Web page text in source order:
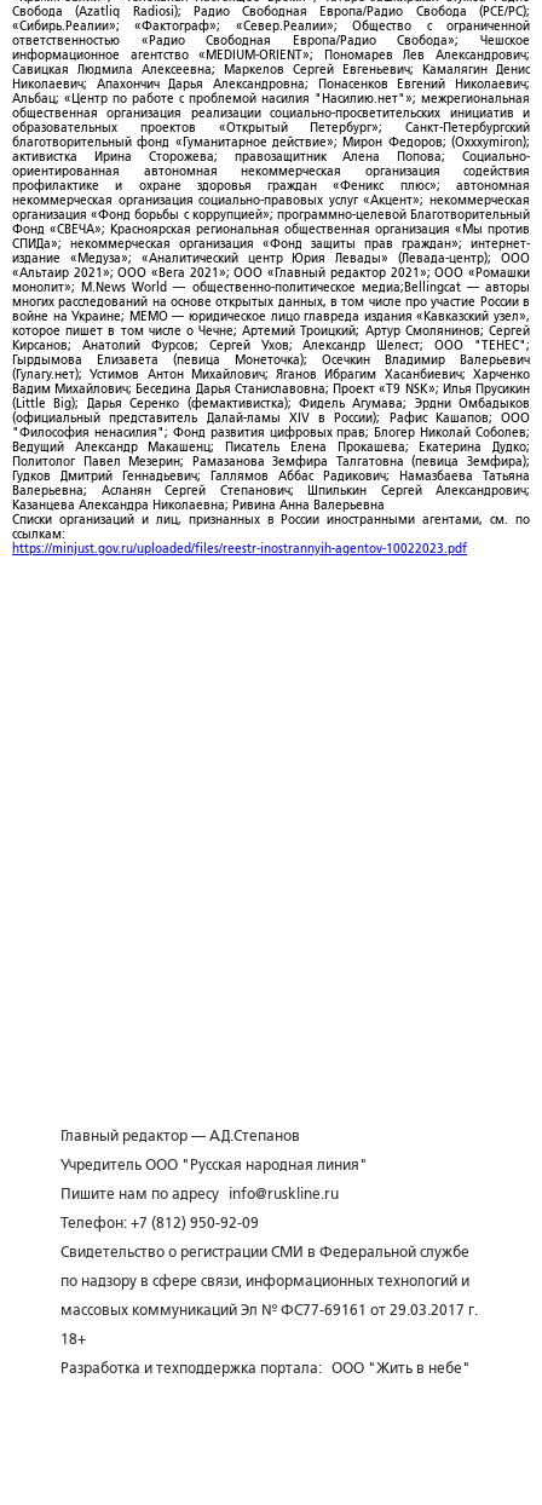
Свобода (Azatliq Radiosi); Радио Свободная Европа/Радио Свобода (PCE/PC);
«Сибирь.Реалии»; «Фактограф»; «Север.Реалии»; Общество с ограниченной
ответственностью «Радио Свободная Европа/Радио Свобода»; Чешское
информационное агентство «MEDIUM-ORIENT»; Пономарев Лев Александрович;
Савицкая Людмила Алексеевна; Маркелов Сергей Евгеньевич; Камалягин Денис
Николаевич; Апахончич Дарья Александровна; Понасенков Евгений Николаевич;
Альбац; «Центр по работе с проблемой насилия "Насилию.нет"»; межрегиональная
общественная организация реализации социально-просветительских инициатив и
образовательных проектов «Открытый Петербург»; Санкт-Петербургский
благотворительный фонд «Гуманитарное действие»; Мирон Федоров; (Oxxxymiron);
активистка Ирина Сторожева; правозащитник Алена Попова; Социально-
ориентированная автономная некоммерческая организация содействия
профилактике и охране здоровья граждан «Феникс плюс»; автономная
некоммерческая организация социально-правовых услуг «Акцент»; некоммерческая
организация «Фонд борьбы с коррупцией»; программно-целевой Благотворительный
Фонд «СВЕЧА»; Красноярская региональная общественная организация «Мы против
СПИДа»; некоммерческая организация «Фонд защиты прав граждан»; интернет-
издание «Медуза»; «Аналитический центр Юрия Левады» (Левада-центр); ООО
«Альтаир 2021»; ООО «Вега 2021»; ООО «Главный редактор 2021»; ООО «Ромашки
монолит»; M.News World — общественно-политическое медиа;Bellingcat — авторы
многих расследований на основе открытых данных, в том числе про участие России в
войне на Украине; МЕМО — юридическое лицо главреда издания «Кавказский узел»,
которое пишет в том числе о Чечне; Артемий Троицкий; Артур Смолянинов; Сергей
Кирсанов; Анатолий Фурсов; Сергей Ухов; Александр Шелест; ООО "ТЕНЕС";
Гырдымова Елизавета (певица Монеточка); Осечкин Владимир Валерьевич
(Гулагу.нет); Устимов Антон Михайлович; Яганов Ибрагим Хасанбиевич; Харченко
Вадим Михайлович; Беседина Дарья Станиславовна; Проект «T9 NSK»; Илья Прусикин
(Little Big); Дарья Серенко (фемактивистка); Фидель Агумава; Эрдни Омбадыков
(официальный представитель Далай-ламы XIV в России); Рафис Кашапов; ООО
"Философия ненасилия"; Фонд развития цифровых прав; Блогер Николай Соболев;
Ведущий Александр Макашенц; Писатель Елена Прокашева; Екатерина Дудко;
Политолог Павел Мезерин; Рамазанова Земфира Талгатовна (певица Земфира);
Гудков Дмитрий Геннадьевич; Галлямов Аббас Радикович; Намазбаева Татьяна
Валерьевна; Асланян Сергей Степанович; Шпилькин Сергей Александрович;
Казанцева Александра Николаевна; Ривина Анна Валерьевна
Списки организаций и лиц, признанных в России иностранными агентами, см. по
ссылкам:
https://minjust.gov.ru/uploaded/files/reestr-inostrannyih-agentov-10022023.pdf
Главный редактор — А.Д.Степанов
Учредитель ООО "Русская народная линия"
Пишите нам по адресу
info@ruskline.ru
Телефон: +7 (812) 950-92-09
Свидетельство о регистрации СМИ в Федеральной службе
по надзору в сфере связи, информационных технологий и
массовых коммуникаций Эл № ФС77-69161 от 29.03.2017 г.
18+
Разработка и техподдержка портала: ООО "Жить в небе"